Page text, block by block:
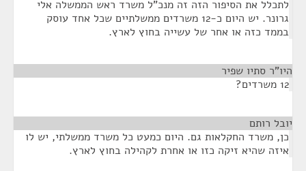
לתכלל את הסיפור הזה זה מנכ"ל משרד ראש הממשלה אלי
גרונר. יש היום כ-12 משרדים ממשלתיים שכל אחד עוסק
בממד כזה או אחר של עשייה בחוץ לארץ.
היו"ר סתיו שפיר
12 משרדים?
יובל רותם
כן, משרד החקלאות גם. היום כמעט כל משרד ממשלתי, יש לו
איזה שהיא זיקה כזו או אחרת לקהילה בחוץ לארץ.